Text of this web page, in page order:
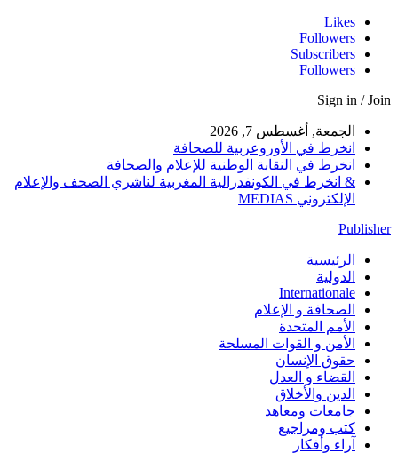
Likes
Followers
Subscribers
Followers
Sign in / Join
الجمعة, أغسطس 7, 2026
انخرط في الأوروعربية للصحافة
انخرط في النقابة الوطنية للإعلام والصحافة
& انخرط في الكونفدرالية المغربية لناشري الصحف والإعلام
الإلكتروني MEDIAS
Publisher
الرئيسية
الدولية
Internationale
الصحافة و الإعلام
الأمم المتحدة
الأمن و القوات المسلحة
حقوق الإنسان
القضاء و العدل
الدين والأخلاق
جامعات ومعاهد
كتب ومراجيع
آراء وأفكار